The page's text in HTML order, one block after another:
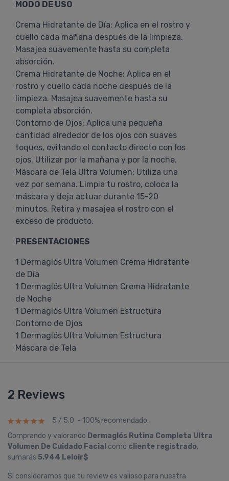
MODO DE USO
Crema Hidratante de Día: Aplica en el rostro y
cuello cada mañana después de la limpieza.
Masajea suavemente hasta su completa
absorción.
Crema Hidratante de Noche: Aplica en el
rostro y cuello cada noche después de la
limpieza. Masajea suavemente hasta su
completa absorción.
Contorno de Ojos: Aplica una pequeña
cantidad alrededor de los ojos con suaves
toques, evitando el contacto directo con los
ojos. Utilizar por la mañana y por la noche.
Máscara de Tela Ultra Volumen: Utiliza una
vez por semana. Limpia tu rostro, coloca la
máscara y deja actuar durante 15-20
minutos. Retira y masajea el rostro con el
exceso de producto.
PRESENTACIONES
1 Dermaglós Ultra Volumen Crema Hidratante
de Día
1 Dermaglós Ultra Volumen Crema Hidratante
de Noche
1 Dermaglós Ultra Volumen Estructura
Contorno de Ojos
1 Dermaglós Ultra Volumen Estructura
Máscara de Tela
2 Reviews
5 / 5.0 - 100% recomendado.
Comprando y valorando Dermaglós Rutina Completa Ultra
Volumen De Cuidado Facial como cliente registrado,
sumarás 5.944 Leloir$
Si consideramos que tu review es valioso para nuestra